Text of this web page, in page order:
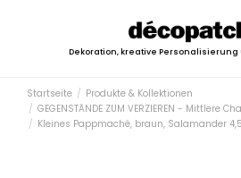
Dekoration, kreative Personalisierung
Startseite
Produkte & Kollektionen
GEGENSTÄNDE ZUM VERZIEREN - Mittlere
Kleines Pappmaché, braun, Salamander